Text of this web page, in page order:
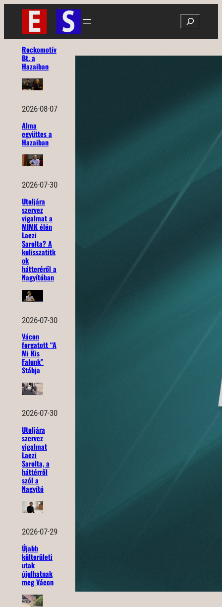
Ugrás
tartalomhoz
Search
Rockomotív
Bt. a
Hazaiban
2026-08-07
Alma
együttes a
Hazaiban
2026-07-30
Utoljára
szervez
vigalmat a
MIMK élén
Laczi
Sarolta? A
kulisszatitk
ok
hátteréről a
Nagyítóban
2026-07-30
Vácon
forgatott “A
Mi Kis
Falunk”
Stábja
2026-07-30
Utoljára
szervez
vigalmat
Laczi
Sarolta, a
háttérről
szól a
Nagyító
2026-07-29
Újabb
külterületi
utak
újulhatnak
meg Vácon